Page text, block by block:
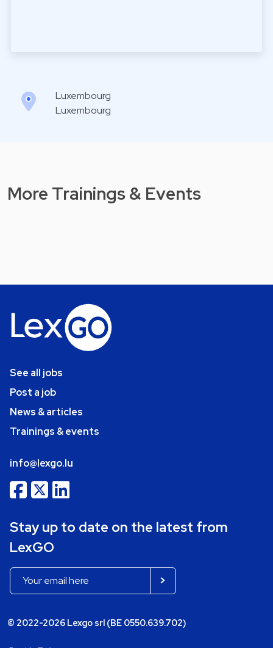
Luxembourg
Luxembourg
More Trainings & Events
See all jobs
Post a job
News & articles
Trainings & events
info@lexgo.lu
Stay up to date on the latest from
LexGO
© 2022-2026 Lexgo srl (BE 0550.639.702)